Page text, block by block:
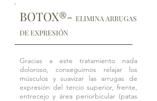
BOTOX®- ELIMINA ARRUGAS
DE EXPRESIÓN
Gracias a este tratamiento nada
doloroso, conseguimos relajar los
músculos y suavizar las arrugas de
expresión del tercio superior, frente,
entrecejo y área periorbicular (patas